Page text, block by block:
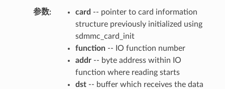
参数: card -- pointer to card information
structure previously initialized using
sdmmc_card_init
function-- IO function number
addr-- byte address within IO
function where reading starts
dst-- buffer which receives the data